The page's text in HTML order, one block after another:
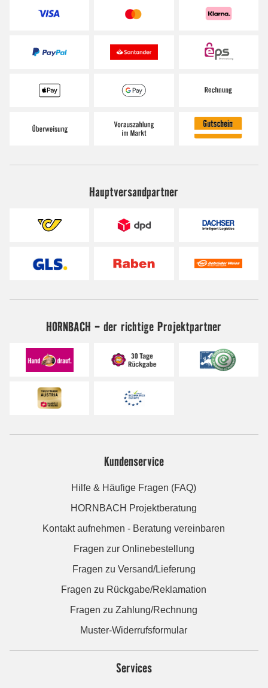
Hauptversandpartner
HORNBACH - der richtige Projektpartner
Kundenservice
Hilfe & Häufige Fragen (FAQ)
HORNBACH Projektberatung
Kontakt aufnehmen - Beratung vereinbaren
Fragen zur Onlinebestellung
Fragen zu Versand/Lieferung
Fragen zu Rückgabe/Reklamation
Fragen zu Zahlung/Rechnung
Muster-Widerrufsformular
Services